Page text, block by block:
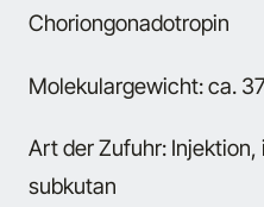
Choriongonadotropin
Molekulargewicht: ca.
Art der Zufuhr:
subkutan